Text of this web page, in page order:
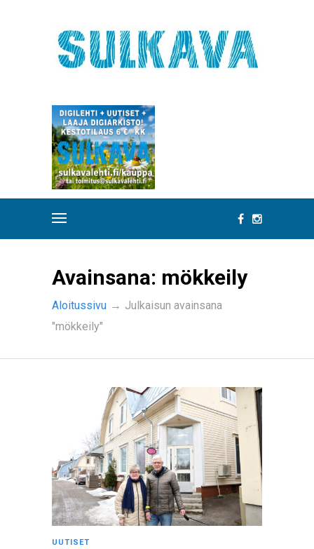
Avainsana: mökkeily
Aloitussivu → Julkaisun avainsana
"mökkeily"
UUTISET